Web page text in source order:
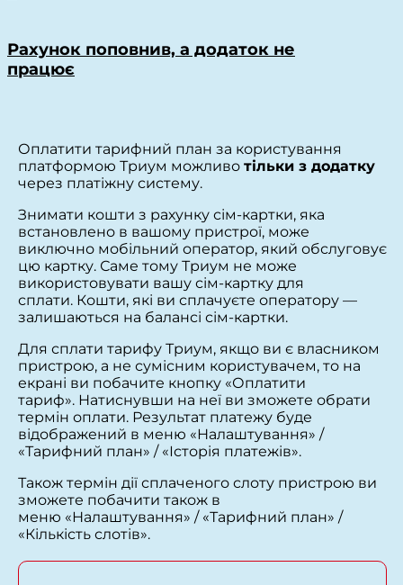
Рахунок поповнив, а додаток не
працює
Оплатити тарифний план за користування
платформою Триум можливо тільки з додатку
через платіжну систему.
Знимати кошти з рахунку сім-картки, яка
встановлено в вашому пристрої, може
виключно мобільний оператор, який обслуговує
цю картку. Саме тому Триум не може
використовувати вашу сім-картку для
сплати. Кошти, які ви сплачуєте оператору —
залишаються на балансі сім-картки.
Для сплати тарифу Триум, якщо ви є власником
пристрою, а не сумісним користувачем, то на
екрані ви побачите кнопку «Оплатити
тариф». Натиснувши на неї ви зможете обрати
термін оплати. Результат платежу буде
відображений в меню «Налаштування» /
«Тарифний план» / «Історія платежів».
Також термін дії сплаченого слоту пристрою ви
зможете побачити також в
меню «Налаштування» / «Тарифний план» /
«Кількість слотів».